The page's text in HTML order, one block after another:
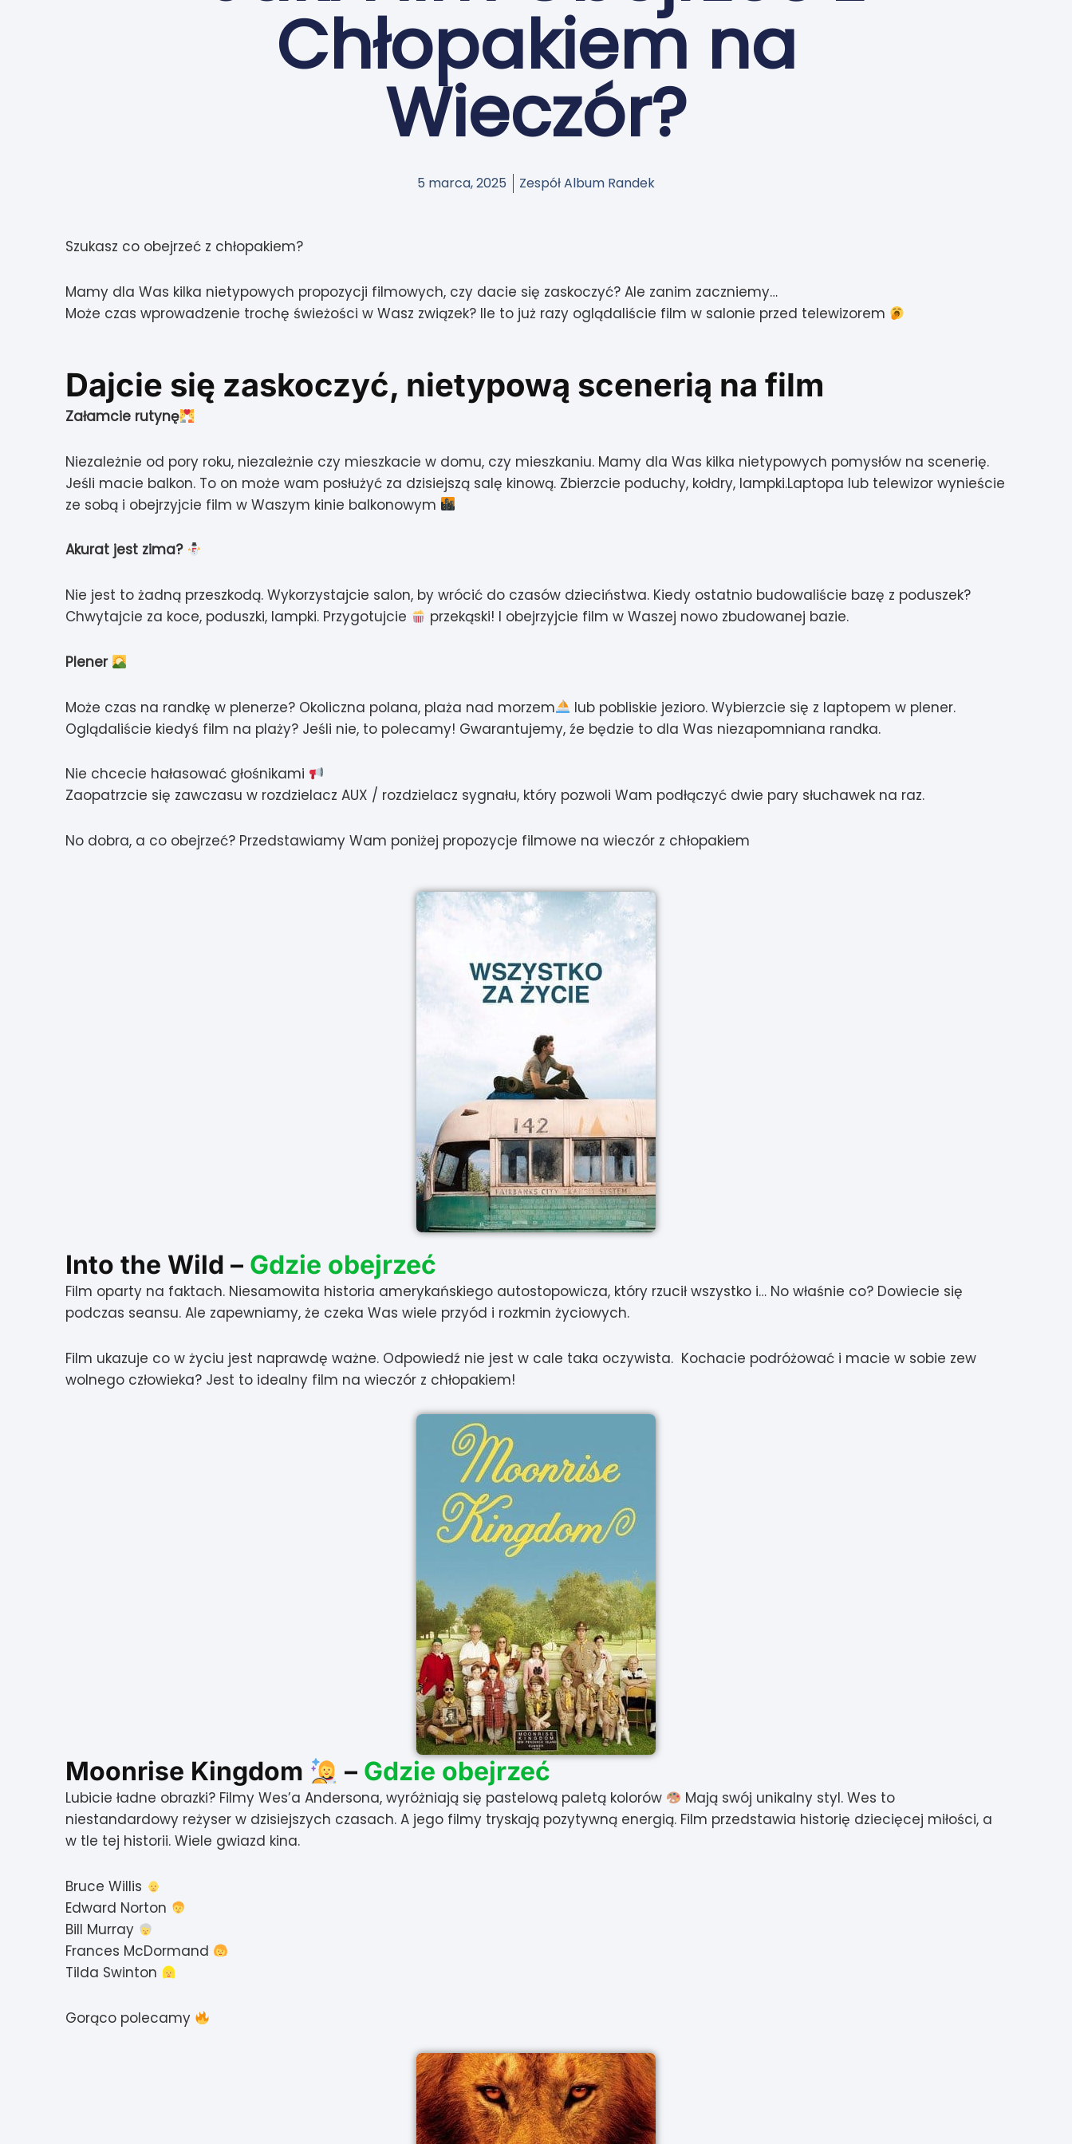
Chłopakiem na
Wieczór?
5 marca, 2025 Zespół Album Randek
Szukasz co obejrzeć z chłopakiem?
Mamy dla Was kilka nietypowych propozycji filmowych, czy dacie się zaskoczyć? Ale zanim zaczniemy…
Może czas wprowadzenie trochę świeżości w Wasz związek? Ile to już razy oglądaliście film w salonie przed telewizorem
Dajcie się zaskoczyć, nietypową scenerią na film
Załamcie rutynę
Niezależnie od pory roku, niezależnie czy mieszkacie w domu, czy mieszkaniu. Mamy dla Was kilka nietypowych pomysłów na scenerię.
Jeśli macie balkon. To on może wam posłużyć za dzisiejszą salę kinową. Zbierzcie poduchy, kołdry, lampki.Laptopa lub telewizor wynieście
ze sobą i obejrzyjcie film w Waszym kinie balkonowym
Akurat jest zima?
Nie jest to żadną przeszkodą. Wykorzystajcie salon, by wrócić do czasów dzieciństwa. Kiedy ostatnio budowaliście bazę z poduszek?
Chwytajcie za koce, poduszki, lampki. Przygotujcie przekąski! I obejrzyjcie film w Waszej nowo zbudowanej bazie.
Plener
Może czas na randkę w plenerze? Okoliczna polana, plaża nad morzem lub pobliskie jezioro.Wybierzcie się z laptopem w plener.
Oglądaliście kiedyś film na plaży? Jeśli nie, to polecamy! Gwarantujemy, źe będzie to dla Was niezapomniana randka.
Nie chcecie hałasować głośnikami
Zaopatrzcie się zawczasu w rozdzielacz AUX / rozdzielacz sygnału, który pozwoli Wam podłączyć dwie pary słuchawek na raz.
No dobra, a co obejrzeć? Przedstawiamy Wam poniżej propozycje filmowe na wieczór z chłopakiem
Into the Wild – Gdzie obejrzeć
Film oparty na faktach. Niesamowita historia amerykańskiego autostopowicza, który rzucił wszystko i… No właśnie co? Dowiecie się
podczas seansu. Ale zapewniamy, że czeka Was wiele przyód i rozkmin życiowych.
Film ukazuje co w życiu jest naprawdę ważne. Odpowiedź nie jest w cale taka oczywista. Kochacie podróżować i macie w sobie zew
wolnego człowieka? Jest to idealny film na wieczór z chłopakiem!
Moonrise Kingdom – Gdzie obejrzeć
Lubicie ładne obrazki? Filmy Wes’a Andersona, wyróżniają się pastelową paletą kolorów Mają swój unikalny styl.Wes to
niestandardowy reżyser w dzisiejszych czasach. A jego filmy tryskają pozytywną energią. Film przedstawia historię dziecięcej miłości, a
w tle tej historii. Wiele gwiazd kina.
Bruce Willis
Edward Norton
Bill Murray
Frances McDormand
Tilda Swinton
Gorąco polecamy